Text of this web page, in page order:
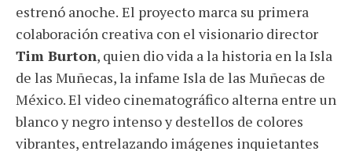
estrenó anoche. El proyecto marca su primera
colaboración creativa con el visionario director
Tim Burton, quien dio vida a la historia en la Isla
de las Muñecas, la infame Isla de las Muñecas de
México. El video cinematográfico alterna entre un
blanco y negro intenso y destellos de colores
vibrantes, entrelazando imágenes inquietantes